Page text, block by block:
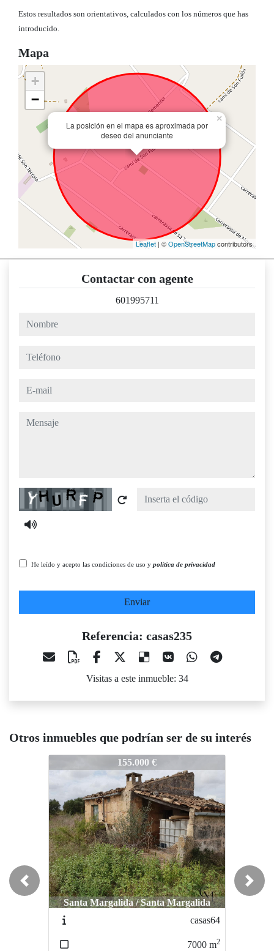
Estos resultados son orientativos, calculados con los números que has
introducido.
Mapa
La posición en el mapa es aproximada por
deseo del anunciante
×
+
−
Leaflet | ©OpenStreetMapcontributors
Contactar con agente
601995711
nombre
teléfono
e-mail
mensaje
Captcha
He leído y acepto las condiciones de uso y política de privacidad
Enviar
Referencia: casas235
Visitas a este inmueble: 34
Otros inmuebles que podrían ser de su interés
155.000 €
Santa Margalida / Santa Margalida
casas64
7000m2
casas235
Santa Margalida / Santa Margalida
Previous Next